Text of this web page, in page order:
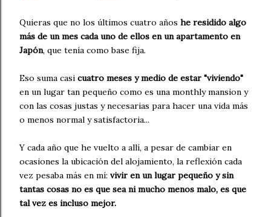
Quieras que no los últimos cuatro años he residido algo
más de un mes cada uno de ellos en un apartamento en
Japón, que tenía como base fija.
Eso suma casi cuatro meses y medio de estar "viviendo"
en un lugar tan pequeño como es una monthly mansion y
con las cosas justas y necesarias para hacer una vida más
o menos normal y satisfactoria...
Y cada año que he vuelto a allí, a pesar de cambiar en
ocasiones la ubicación del alojamiento, la reflexión cada
vez pesaba más en mí: vivir en un lugar pequeño y sin
tantas cosas no es que sea ni mucho menos malo, es que
tal vez es incluso mejor.